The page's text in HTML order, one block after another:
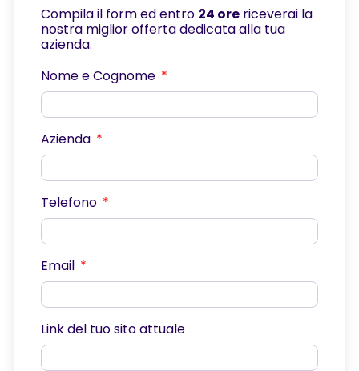
Compila il form ed entro 24 orericeverai la
nostra miglior offerta dedicata alla tua
azienda.
Nome e Cognome
Azienda
Telefono
Email
Link del tuo sito attuale